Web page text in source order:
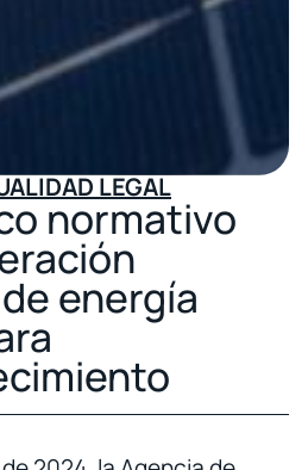
LEGAL
normativo
energía